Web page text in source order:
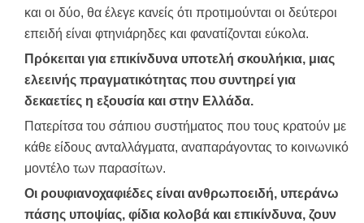
και οι δύο, θα έλεγε κανείς ότι προτιμούνται οι δεύτεροι
επειδή είναι φτηνιάρηδες και φανατίζονται εύκολα.
Πρόκειται για επικίνδυνα υποτελή σκουλήκια, μιας
ελεεινής πραγματικότητας που συντηρεί για
δεκαετίες η εξουσία και στην Ελλάδα.
Πατερίτσα του σάπιου συστήματος που τους κρατούν με
κάθε είδους ανταλλάγματα, αναπαράγοντας το κοινωνικό
μοντέλο των παρασίτων.
Οι ρουφιανοχαφιέδες είναι ανθρωποειδή, υπεράνω
πάσης υποψίας, φίδια κολοβά και επικίνδυνα, ζουν